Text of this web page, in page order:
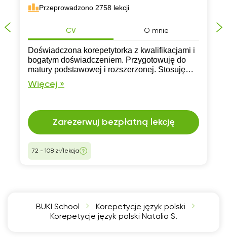
Przeprowadzono 2758 lekcji
CV O mnie
Doświadczona korepetytorka z kwalifikacjami i
bogatym doświadczeniem. Przygotowuję do
matury podstawowej i rozszerzonej. Stosuję
różnorodne metody nauczania, dostosowane
do potrzeb ucznia. Otwarta na różne style
Więcej »
Zarezerwuj bezpłatną lekcję
72 - 108 zł/lekcja
BUKI School
Korepetycje język polski
Korepetycje język polski Natalia S.